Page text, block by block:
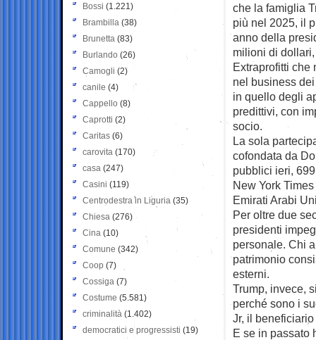
che la famiglia
più nel 2025, il
anno della
milioni di
Extraprofitti che
nel business
in quello degli
predittivi, con
socio.
La sola
cofondata da
pubblici ieri,
New York
Emirati Arabi
Per oltre due
presidenti
personale. Chi
patrimonio
esterni.
Trump, invece,
perché sono i
Jr, il
E se in passato
Bossi (1.221)
Brambilla (38)
Brunetta (83)
Burlando (26)
Camogli (2)
canile (4)
Cappello (8)
Caprotti (2)
Caritas (6)
carovita (170)
casa (247)
Casini (119)
Centrodestra in Liguria (35)
Chiesa (276)
Cina (10)
Comune (342)
Coop (7)
Cossiga (7)
Costume (5.581)
criminalità (1.402)
democratici e progressisti (19)